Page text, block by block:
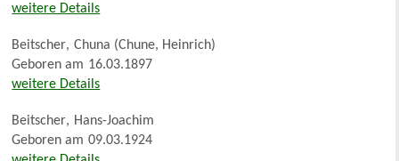
weitere Details
Beitscher, Chuna (Chune, Heinrich)
Geboren am 16.03.1897
weitere Details
Beitscher, Hans-Joachim
Geboren am 09.03.1924